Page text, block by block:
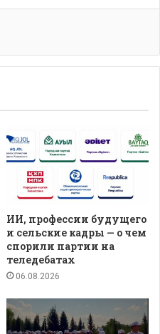
ИИ, профессии будущего
и сельские кадры — о чем
спорили партии на
теледебатах
06.08.2026